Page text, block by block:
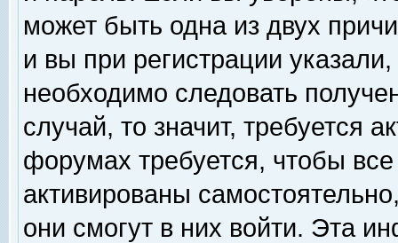
может быть одна из двух
и вы при регистрации
необходимо следовать
случай, то значит, требуется
форумах требуется, чтобы
активированы
они смогут в них войти. Эта